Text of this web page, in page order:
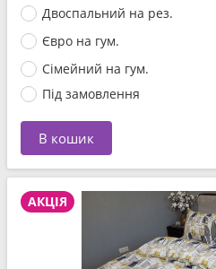
Двоспальний на рез.
Євро на гум.
Сімейний на гум.
Під замовлення
В кошик
АКЦІЯ